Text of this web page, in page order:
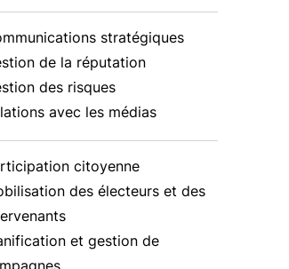
stratégiques
de la réputation
des risques
avec les médias
citoyenne
des électeurs et des
et gestion de